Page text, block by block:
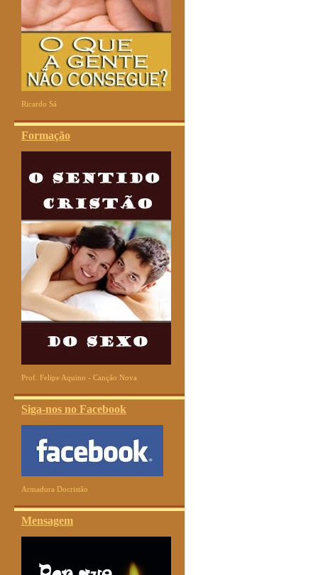
Ricardo Sá
Formação
Prof. Felipe Aquino - Canção Nova
Siga-nos no Facebook
Armadura Docristão
Mensagem